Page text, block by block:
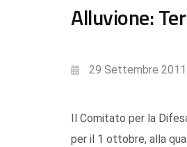
Alluvione:
29 Settembre 2011
Il Comitato per la
per il 1 ottobre, alla